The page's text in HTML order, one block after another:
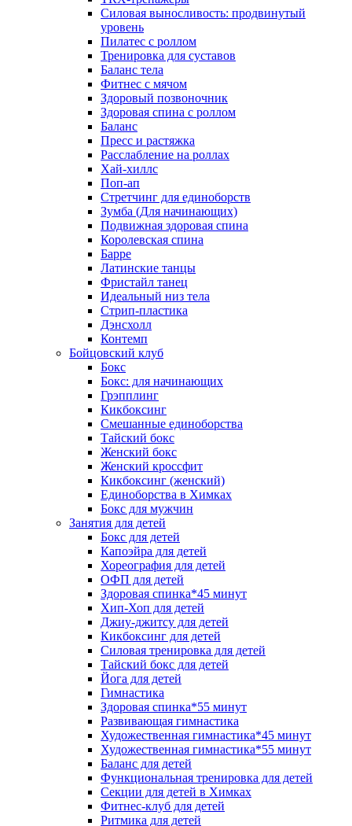
Силовая выносливость: продвинутый
уровень
Пилатес с роллом
Тренировка для суставов
Баланс тела
Фитнес с мячом
Здоровый позвоночник
Здоровая спина с роллом
Баланс
Пресс и растяжка
Расслабление на роллах
Хай-хиллс
Поп-ап
Стретчинг для единоборств
Зумба (Для начинающих)
Подвижная здоровая спина
Королевская спина
Барре
Латинские танцы
Фристайл танец
Идеальный низ тела
Стрип-пластика
Дэнсхолл
Контемп
Бойцовский клуб
Бокс
Бокс: для начинающих
Грэпплинг
Кикбоксинг
Смешанные единоборства
Тайский бокс
Женский бокс
Женский кроссфит
Кикбоксинг (женский)
Единоборства в Химках
Бокс для мужчин
Занятия для детей
Бокс для детей
Капоэйра для детей
Хореография для детей
ОФП для детей
Здоровая спинка*45 минут
Хип-Хоп для детей
Джиу-джитсу для детей
Кикбоксинг для детей
Силовая тренировка для детей
Тайский бокс для детей
Йога для детей
Гимнастика
Здоровая спинка*55 минут
Развивающая гимнастика
Художественная гимнастика*45 минут
Художественная гимнастика*55 минут
Баланс для детей
Функциональная тренировка для детей
Секции для детей в Химках
Фитнес-клуб для детей
Ритмика для детей